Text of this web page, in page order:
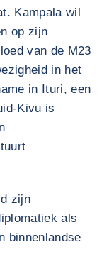
Kampala wil
op zijn
van de M23
in het
in Ituri, een
Kivu is
zijn
als
binnenlandse